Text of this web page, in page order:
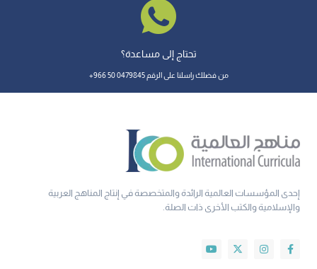
تحتاج إلى مساعدة؟
من فضلك راسلنا على الرقم 0479845 50 966+
إحدى المؤسسات العالمية الرائدة والمتخصصة في إنتاج المناهج العربية
والإسلامية والكتب الأخرى ذات الصلة.